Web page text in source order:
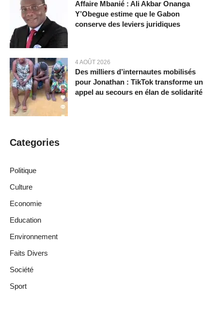
Affaire Mbanié : Ali Akbar Onanga
Y’Obegue estime que le Gabon
conserve des leviers juridiques
4 AOÛT 2026
Des milliers d’internautes mobilisés
pour Jonathan : TikTok transforme un
appel au secours en élan de solidarité
Categories
Politique
Culture
Economie
Education
Environnement
Faits Divers
Société
Sport